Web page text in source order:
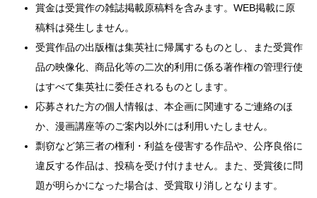
賞金は受賞作の雑誌掲載原稿料を含みます。WEB掲載に原
稿料は発生しません。
受賞作品の出版権は集英社に帰属するものとし、また受賞作
品の映像化、商品化等の二次的利用に係る著作権の管理行使
はすべて集英社に委任されるものとします。
応募された方の個人情報は、本企画に関連するご連絡のほ
か、漫画講座等のご案内以外には利用いたしません。
剽窃など第三者の権利・利益を侵害する作品や、公序良俗に
違反する作品は、投稿を受け付けません。また、受賞後に問
題が明らかになった場合は、受賞取り消しとなります。